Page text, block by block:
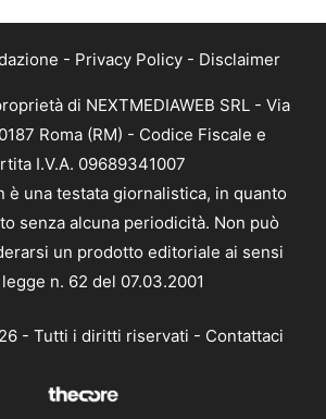
- Privacy Policy - Disclaimer
di NEXTMEDIAWEB SRL - Via
Roma (RM) - Codice Fiscale e
I.V.A. 09689341007
è una testata giornalistica, in quanto
senza alcuna periodicità. Non può
un prodotto editoriale ai sensi
n. 62 del 07.03.2001
- Tutti i diritti riservati - Contattaci